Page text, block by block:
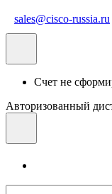
sales@cisco-russia.ru
Счет не
Авторизованный